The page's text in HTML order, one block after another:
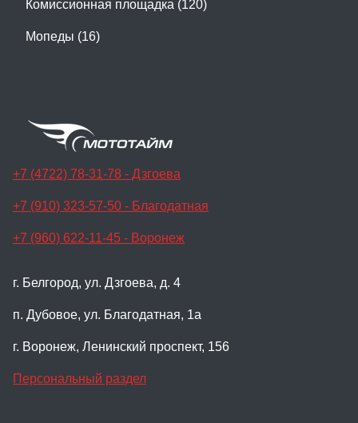
Комиссионная площадка (120)
Мопеды (16)
+7 (4722) 78-31-78 - Дзгоева
+7 (910) 323-57-50 - Благодатная
+7 (960) 622-11-45 - Воронеж
г. Белгород, ул. Дзгоева, д. 4
п. Дубовое, ул. Благодатная, 1а
г. Воронеж, Ленинский проспект, 156
Персональный раздел